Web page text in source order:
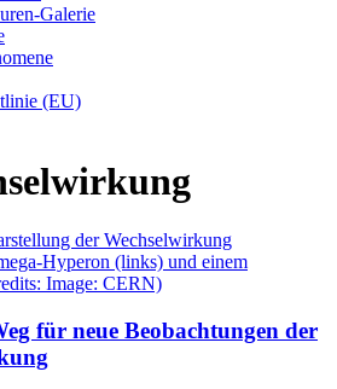
Galerie
(EU)
für neue Beobachtungen der